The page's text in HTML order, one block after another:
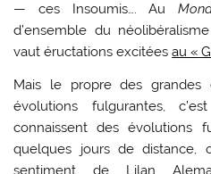
— ces Insoumis…. Au
d’ensemble du
vaut éructations excitéesau «
Mais le propre des grandes
évolutions fulgurantes,
connaissent des évolutions
quelques jours de distance,
sentiment de Lilan